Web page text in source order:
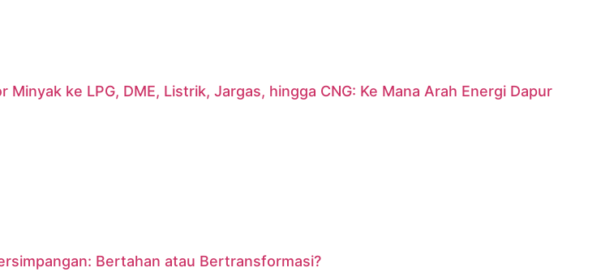
Minyak ke LPG, DME, Listrik, Jargas, hingga CNG: Ke Mana Arah Energi Dapur
Bertahan atau Bertransformasi?